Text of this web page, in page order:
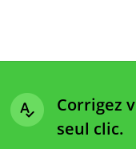
Corrigez
seul clic.